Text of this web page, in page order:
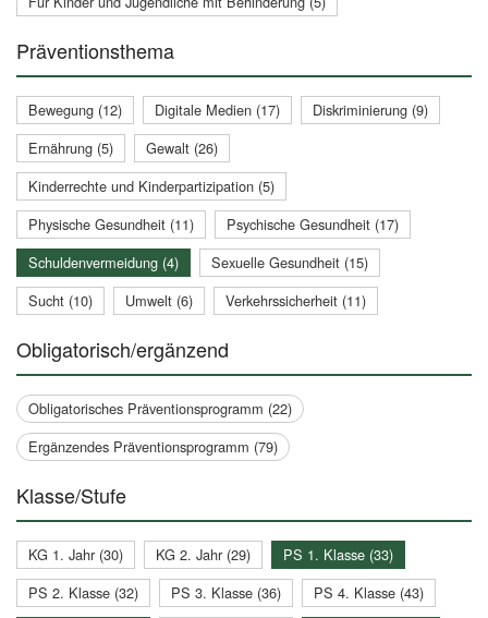
Präventionsthema
Bewegung (12) Digitale Medien (17)
Diskriminierung (9)
Ernährung (5)
Gewalt (26)
Kinderrechte und Kinderpartizipation (5)
Physische Gesundheit (11)
Psychische Gesundheit (17)
Schuldenvermeidung (4)
Sexuelle Gesundheit (15)
Sucht (10)
Umwelt (6) Verkehrssicherheit (11)
Obligatorisch/ergänzend
Obligatorisches Präventionsprogramm (22)
Ergänzendes Präventionsprogramm (79)
Klasse/Stufe
KG 1. Jahr (30) KG 2. Jahr (29)
PS 1. Klasse (33)
PS 2. Klasse (32)
PS 3. Klasse (36)
PS 4. Klasse (43)